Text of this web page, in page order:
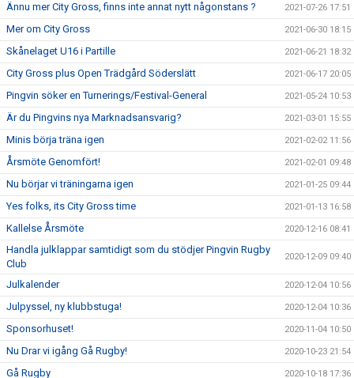
Ännu mer City Gross, finns inte annat nytt någonstans ? 2021-07-26 17:51
Mer om City Gross 2021-06-30 18:15
Skånelaget U16 i Partille 2021-06-21 18:32
City Gross plus Open Trädgård Söderslätt 2021-06-17 20:05
Pingvin söker en Turnerings/Festival-General 2021-05-24 10:53
Är du Pingvins nya Marknadsansvarig? 2021-03-01 15:55
Minis börja träna igen 2021-02-02 11:56
Årsmöte Genomfört! 2021-02-01 09:48
Nu börjar vi träningarna igen 2021-01-25 09:44
Yes folks, its City Gross time 2021-01-13 16:58
Kallelse Årsmöte 2020-12-16 08:41
Handla julklappar samtidigt som du stödjer Pingvin Rugby
Club
2020-12-09 09:40
Julkalender 2020-12-04 10:56
Julpyssel, ny klubbstuga! 2020-12-04 10:36
Sponsorhuset! 2020-11-04 10:50
Nu Drar vi igång Gå Rugby! 2020-10-23 21:54
Gå Rugby 2020-10-18 17:36